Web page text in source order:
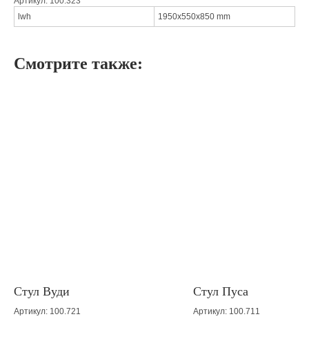
lwh
1950x550x850 mm
Смотрите также:
Стул Вуди
Артикул: 100.721
Стул Пуса
Артикул: 100.711